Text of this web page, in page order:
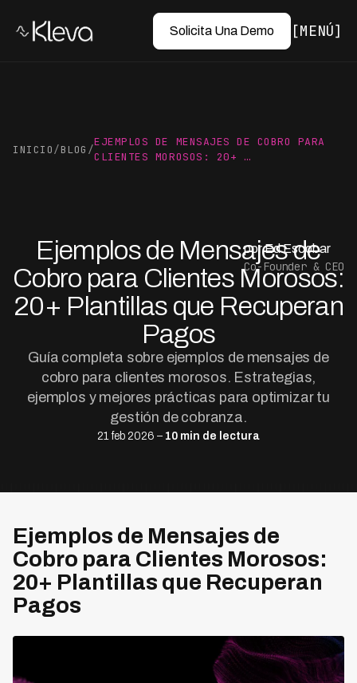
Solicita Una Demo MENÚ
INICIO/BLOG /
EJEMPLOS DE MENSAJES DE COBRO PARA
CLIENTES MOROSOS: 20+ …
Ejemplos de Mensajes de
Cobro para Clientes Morosos:
20+ Plantillas que Recuperan
Pagos
Guía completa sobre ejemplos de mensajes de
cobro para clientes morosos. Estrategias,
ejemplos y mejores prácticas para optimizar tu
gestión de cobranza.
21 feb 2026 – 10 min de lectura
por Ed Escobar
Co-Founder & CEO
Ejemplos de Mensajes de
Cobro para Clientes Morosos:
20+ Plantillas que Recuperan
Pagos